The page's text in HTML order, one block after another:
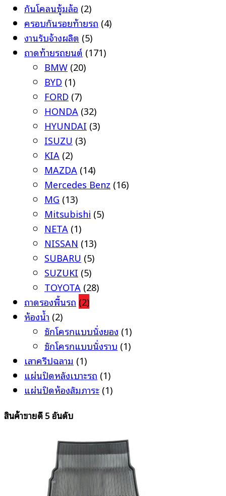
กันโคลนซุ้มล้อ (2)
ครอบกันรอยท้ายรถ (4)
งานรับจ้างผลิต (5)
ถาดท้ายรถยนต์ (171)
BMW (20)
BYD (1)
FORD (7)
HONDA (32)
HYUNDAI (3)
ISUZU (3)
KIA (2)
MAZDA (14)
Mercedes Benz (16)
MG (13)
Mitsubishi (5)
NETA (1)
NISSAN (13)
SUBARU (5)
SUZUKI (5)
TOYOTA (28)
ถาดรองพื้นรถ (2)
ห้องน้ำ (2)
ชักโครกแบบนั่งยอง (1)
ชักโครกแบบนั่งราบ (1)
เสาครีปฉลาม (1)
แผ่นปิดหลังเบาะรถ (1)
แผ่นปิดห้องสัมภาระ (1)
สินค้าขายดี 5 อันดับ